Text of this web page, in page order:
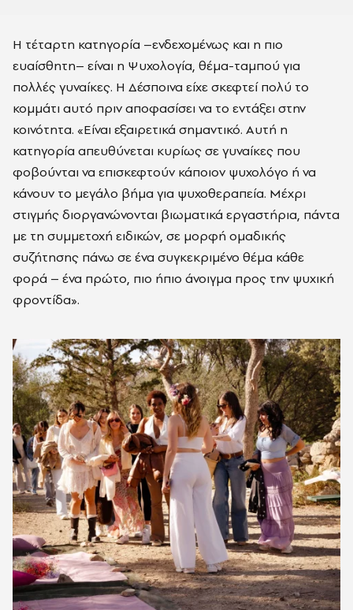
Η τέταρτη κατηγορία –ενδεχομένως και η πιο
ευαίσθητη– είναι η Ψυχολογία, θέμα-ταμπού για
πολλές γυναίκες. Η Δέσποινα είχε σκεφτεί πολύ το
κομμάτι αυτό πριν αποφασίσει να το εντάξει στην
κοινότητα. «Είναι εξαιρετικά σημαντικό. Αυτή η
κατηγορία απευθύνεται κυρίως σε γυναίκες που
φοβούνται να επισκεφτούν κάποιον ψυχολόγο ή να
κάνουν το μεγάλο βήμα για ψυχοθεραπεία. Μέχρι
στιγμής διοργανώνονται βιωματικά εργαστήρια, πάντα
με τη συμμετοχή ειδικών, σε μορφή ομαδικής
συζήτησης πάνω σε ένα συγκεκριμένο θέμα κάθε
φορά – ένα πρώτο, πιο ήπιο άνοιγμα προς την ψυχική
φροντίδα».